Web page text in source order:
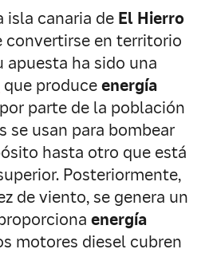
isla canaria de El Hierro
convertirse en territorio
apuesta ha sido una
que produceenergía
parte de la población
se usan para bombear
hasta otro que está
Posteriormente,
de viento, se genera un
energía
motores diesel cubren